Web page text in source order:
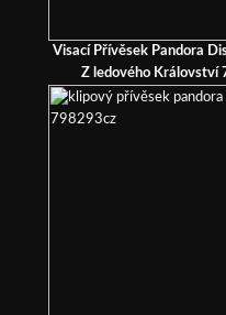
Visací Přívěsek Pandora
Z ledového Království